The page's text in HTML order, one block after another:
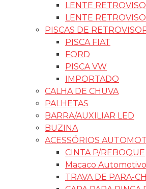
LENTE
LENTE
PISCAS DE
PISCA FIAT
FORD
PISCA VW
IMPORTADO
CALHA DE CHUVA
PALHETAS
BARRA/AUXILIAR LED
BUZINA
ACESSÓRIOS
CINTA P/REBOQUE
Macaco Automotivo
TRAVA DE PARA-